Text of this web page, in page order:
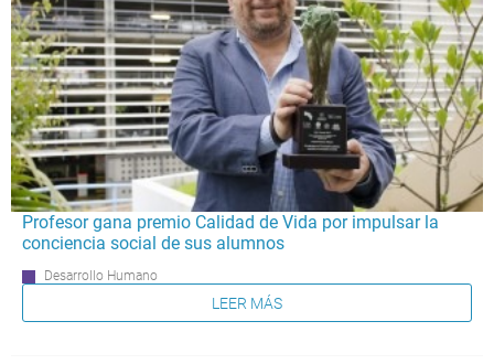
Profesor gana premio Calidad de Vida por impulsar la
conciencia social de sus alumnos
Desarrollo Humano
LEER MÁS